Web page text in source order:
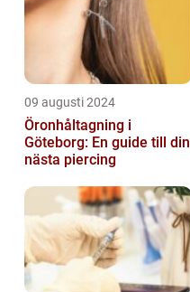
09 augusti 2024
Öronhåltagning i
Göteborg: En guide till din
nästa piercing